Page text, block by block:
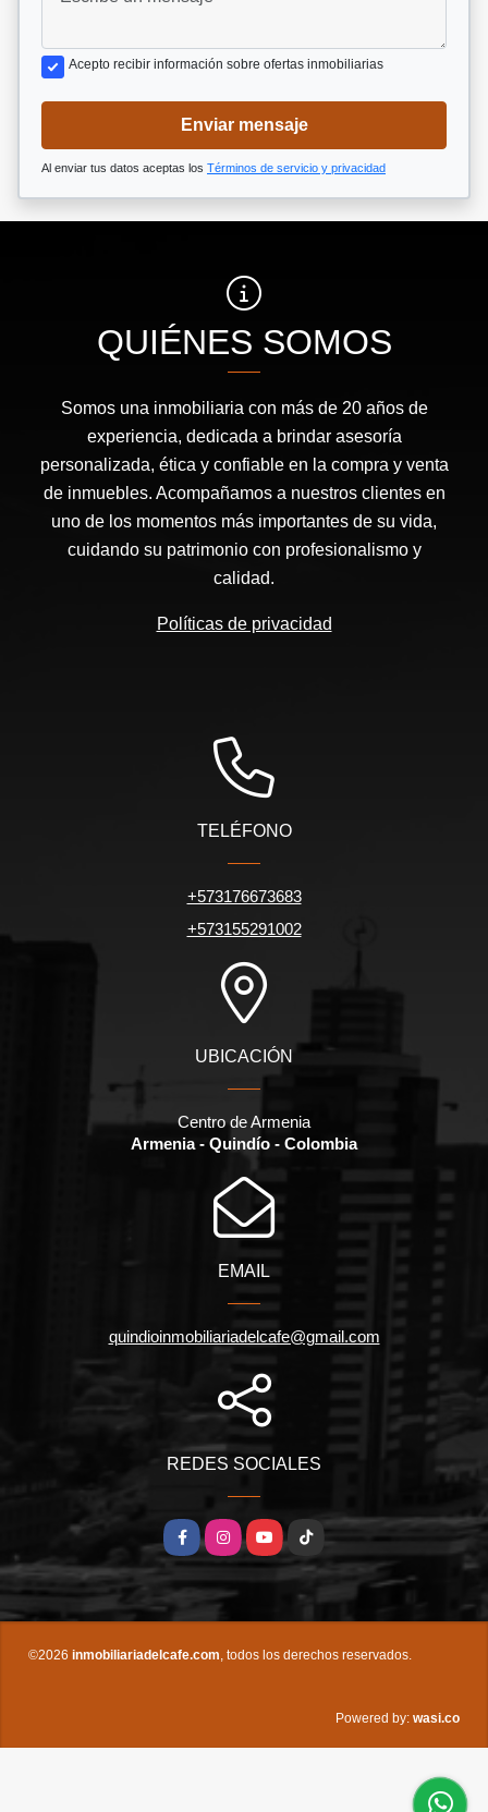
Acepto recibir información sobre ofertas inmobiliarias
Enviar mensaje
Al enviar tus datos aceptas los Términos de servicio y privacidad
QUIÉNES SOMOS
Somos una inmobiliaria con más de 20 años de
experiencia, dedicada a brindar asesoría
personalizada, ética y confiable en la compra y venta
de inmuebles. Acompañamos a nuestros clientes en
uno de los momentos más importantes de su vida,
cuidando su patrimonio con profesionalismo y
calidad.
Políticas de privacidad
TELÉFONO
+573176673683
+573155291002
UBICACIÓN
Centro de Armenia
Armenia - Quindío - Colombia
EMAIL
quindioinmobiliariadelcafe@gmail.com
REDES SOCIALES
FacebookInstagramYouTube
TikTok
©2026 inmobiliariadelcafe.com , todos los derechos reservados.
Powered by: wasi.co